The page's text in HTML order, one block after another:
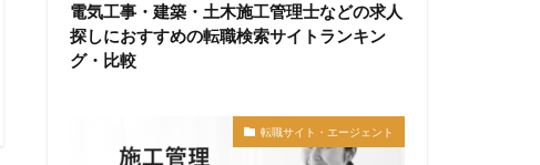
電気工事・建築・土木施工管理士などの求人
探しにおすすめの転職検索サイトランキン
グ・比較
転職サイト・エージェント